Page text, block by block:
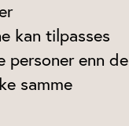
kan tilpasses
personer enn de
samme